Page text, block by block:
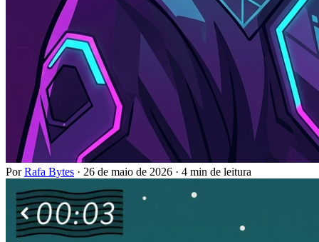
PorRafa Bytes · 26 de maio de 2026 · 4 min de leitura